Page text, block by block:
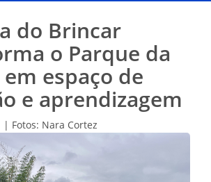
do Brincar
o Parque da
espaço de
e aprendizagem
| Fotos: Nara Cortez